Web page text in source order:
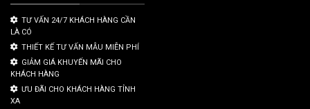
TƯ VẤN 24/7 KHÁCH HÀNG CẦN
LÀ CÓ
THIẾT KẾ TƯ VẤN MẪU MIỄN PHÍ
GIẢM GIÁ KHUYẾN MÃI CHO
KHÁCH HÀNG
ƯU ĐÃI CHO KHÁCH HÀNG TỈNH
XA